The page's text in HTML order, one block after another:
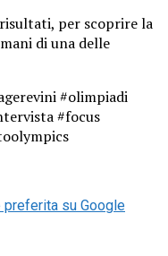
per scoprire la
di una delle
#olimpiadi
#focus
preferita su Google